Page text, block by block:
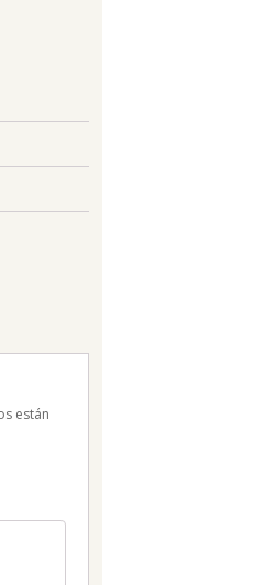
están